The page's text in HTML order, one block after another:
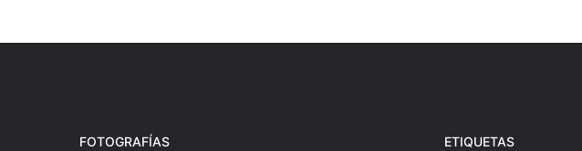
FOTOGRAFÍAS ETIQUETAS